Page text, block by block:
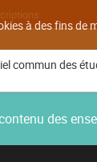
à des fins de
commun des
des